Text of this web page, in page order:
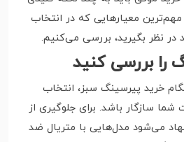
معیارهایی که در انتخاب
در نظر بگیرید، بررسی می‌کنیم.
خرید پیرسینگ سبز، انتخاب
سازگار باشد. برای جلوگیری از
می‌شود مدل‌هایی با متریال ضد